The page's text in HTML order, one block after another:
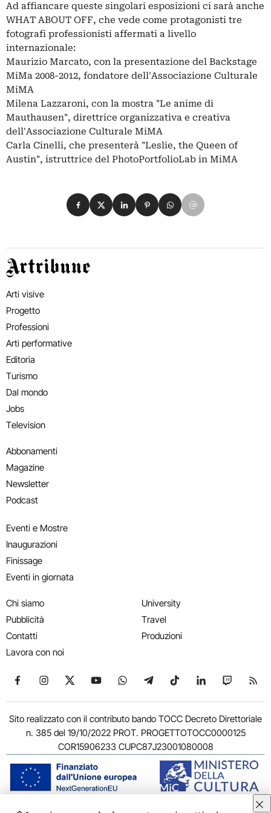
Ad affiancare queste singolari esposizioni ci sarà anche
WHAT ABOUT OFF, che vede come protagonisti tre
fotografi professionisti affermati a livello
internazionale:
Maurizio Marcato, con la presentazione del Backstage
MiMa 2008-2012, fondatore dell'Associazione Culturale
MiMA
Milena Lazzaroni, con la mostra "Le anime di
Mauthausen", direttrice organizzativa e creativa
dell'Associazione Culturale MiMA
Carla Cinelli, che presenterà "Leslie, the Queen of
Austin", istruttrice del PhotoPortfolioLab in MiMA
Condividi su Facebook
Condividi su X
Condividi su LinkedIn
Condividi su Pinterest
Condividi su WhatsApp
Condividi su Email
Artribune
Arti visive
Progetto
Professioni
Arti performative
Editoria
Turismo
Dal mondo
Jobs
Television
Abbonamenti
Magazine
Newsletter
Podcast
Eventi e Mostre
Inaugurazioni
Finissage
Eventi in giornata
Chi siamo
Pubblicità
Contatti
Lavora con noi
University
Travel
Produzioni
Seguici su Facebook
Seguici su Instagram
Seguici su X
Seguici su YouTube
Seguici su WhatsApp
Seguici su Telegram
Seguici su TikTok
Seguici su
Seguici
Sito realizzato con il contributo bando TOCC Decreto Direttoriale
n. 385 del 19/10/2022 PROT. PROGETTOTOCC0000125
COR15906233 CUPC87J23001080008